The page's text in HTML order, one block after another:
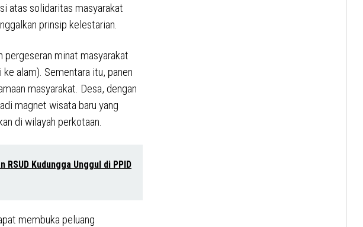
atas solidaritas masyarakat
prinsip kelestarian.
pergeseran minat masyarakat
alam). Sementara itu, panen
masyarakat. Desa, dengan
magnet wisata baru yang
di wilayah perkotaan.
Kudungga Unggul di PPID
membuka peluang